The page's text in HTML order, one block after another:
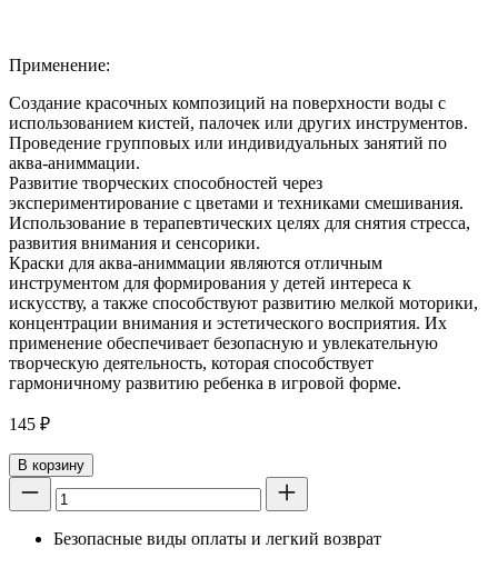
Применение:
Создание красочных композиций на поверхности воды с
использованием кистей, палочек или других инструментов.
Проведение групповых или индивидуальных занятий по
аква-аниммации.
Развитие творческих способностей через
экспериментирование с цветами и техниками смешивания.
Использование в терапевтических целях для снятия стресса,
развития внимания и сенсорики.
Краски для аква-аниммации являются отличным
инструментом для формирования у детей интереса к
искусству, а также способствуют развитию мелкой моторики,
концентрации внимания и эстетического восприятия. Их
применение обеспечивает безопасную и увлекательную
творческую деятельность, которая способствует
гармоничному развитию ребенка в игровой форме.
145 ₽
В корзину
Безопасные виды оплаты и легкий возврат